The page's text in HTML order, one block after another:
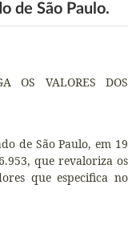
de São Paulo.
OS VALORES DOS
de São Paulo, em 19
que revaloriza os
que especifica no